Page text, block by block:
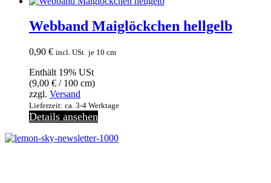
Webband Maiglöckchen hellgelb
0,90 € incl. USt. je 10 cm
Enthält 19% USt
(9,00 € / 100 cm)
zzgl. Versand
Lieferzeit: ca. 3-4 Werktage
Details ansehen